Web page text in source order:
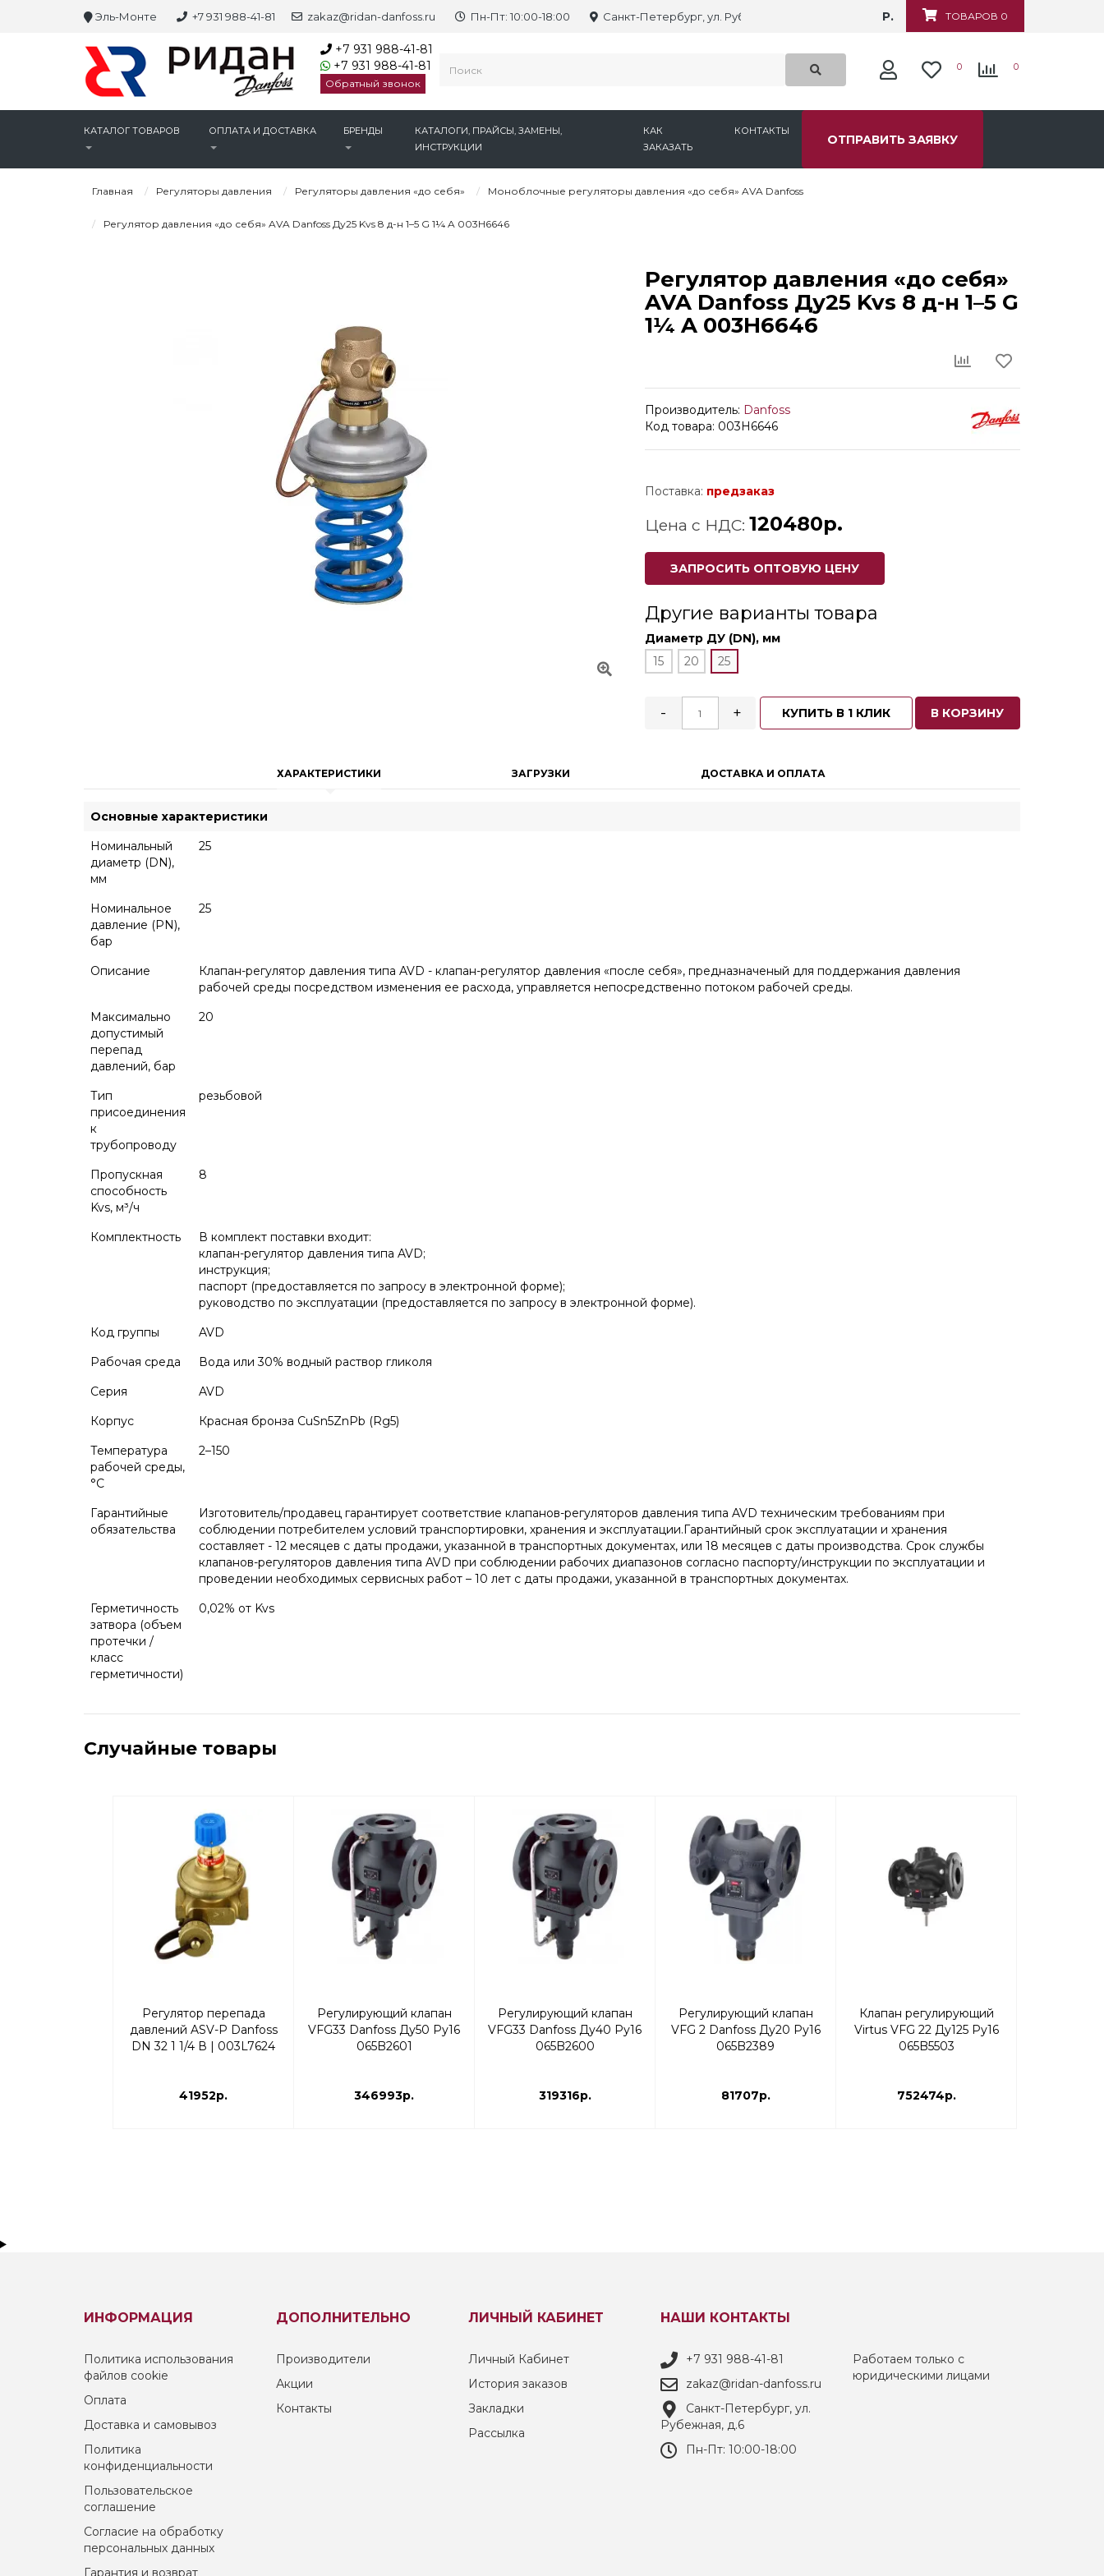
Эль-Монте +7 931 988-41-81 zakaz@ridan-danfoss.ru Пн-Пт: 10:00-18:00 Санкт-Петербург, ул. Рубежная, д.6 ТОВАРОВ 0
Р.
+7 931 988-41-81
+7 931 988-41-81
Обратный звонок
0 0
КАТАЛОГ ТОВАРОВ ОПЛАТА И ДОСТАВКА БРЕНДЫ
КАТАЛОГИ, ПРАЙСЫ, ЗАМЕНЫ,
ИНСТРУКЦИИ
КАК
ЗАКАЗАТЬ
КОНТАКТЫ
ОТПРАВИТЬ ЗАЯВКУ
Главная Регуляторы давления Регуляторы давления «до себя» Моноблочные регуляторы давления «до себя» AVA Danfoss
Регулятор давления «до себя» AVA Danfoss Ду25 Kvs 8 д-н 1–5 G 1¼ A 003H6646
Регулятор давления «до себя»
AVA Danfoss Ду25 Kvs 8 д-н 1–5 G
1¼ A 003H6646
Производитель: Danfoss
Код товара: 003H6646
Поставка: предзаказ
Цена с НДС: 120480р.
ЗАПРОСИТЬ ОПТОВУЮ ЦЕНУ
Другие варианты товара
Диаметр ДУ (DN), мм
15
20 25
- + КУПИТЬ В 1 КЛИК В КОРЗИНУ
ХАРАКТЕРИСТИКИ ЗАГРУЗКИ ДОСТАВКА И ОПЛАТА
Основные характеристики
Номинальный
диаметр (DN),
мм
25
Номинальное
давление (PN),
бар
25
Описание
Клапан-регулятор давления типа AVD - клапан-регулятор давления «после себя», предназначеный для поддержания давления
рабочей среды посредством изменения ее расхода, управляется непосредственно потоком рабочей среды.
Максимально
допустимый
перепад
давлений, бар
20
Тип
присоединения
к
трубопроводу
резьбовой
Пропускная
способность
Kvs, м³/ч
8
Комплектность
В комплект поставки входит:
клапан-регулятор давления типа AVD;
инструкция;
паспорт (предоставляется по запросу в электронной форме);
руководство по эксплуатации (предоставляется по запросу в электронной форме).
Код группы
AVD
Рабочая среда
Вода или 30% водный раствор гликоля
Серия
AVD
Корпус
Красная бронза CuSn5ZnPb (Rg5)
Температура
рабочей среды,
°С
2–150
Гарантийные
обязательства
Изготовитель/продавец гарантирует соответствие клапанов-регуляторов давления типа AVD техническим требованиям при
соблюдении потребителем условий транспортировки, хранения и эксплуатации.Гарантийный срок эксплуатации и хранения
составляет - 12 месяцев с даты продажи, указанной в транспортных документах, или 18 месяцев с даты производства. Срок службы
клапанов-регуляторов давления типа AVD при соблюдении рабочих диапазонов согласно паспорту/инструкции по эксплуатации и
проведении необходимых сервисных работ – 10 лет с даты продажи, указанной в транспортных документах.
Герметичность
затвора (объем
протечки /
класс
герметичности)
0,02% от Kvs
Случайные товары
Регулятор перепада
давлений ASV-P Danfoss
DN 32 1 1/4 В | 003L7624
41952р.
Регулирующий клапан
VFG33 Danfoss Ду50 Ру16
065B2601
346993р.
Регулирующий клапан
VFG33 Danfoss Ду40 Ру16
065B2600
319316р.
Регулирующий клапан
VFG 2 Danfoss Ду20 Ру16
065B2389
81707р.
Клапан регулирующий
Virtus VFG 22 Ду125 Ру16
065B5503
752474р.
ИНФОРМАЦИЯ
Политика использования
файлов cookie
Оплата
Доставка и самовывоз
Политика
конфиденциальности
Пользовательское
соглашение
Согласие на обработку
персональных данных
Гарантия и возврат
ДОПОЛНИТЕЛЬНО
Производители
Акции
Контакты
ЛИЧНЫЙ КАБИНЕТ
Личный Кабинет
История заказов
Закладки
Рассылка
НАШИ КОНТАКТЫ
+7 931 988-41-81
zakaz@ridan-danfoss.ru
Санкт-Петербург, ул.
Рубежная, д.6
Пн-Пт: 10:00-18:00
Работаем только с
юридическими лицами